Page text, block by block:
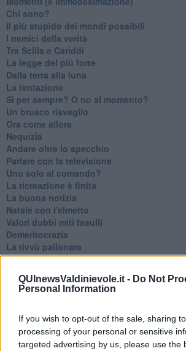
QUInewsValdinievole.it - Do Not
Personal Information
If you wish to opt-out of the sale, sharing
processing of your personal or sensitive
targeted advertising by us, please use the
Chi sono?
Il più stupido dei mondi possibili
I nemici della verità
Tra Scilla e Cariddi
La legge del più forte
Dalla terra alla luna
La tentazione
​Sì per sempre? O no al momento?
Un brusco risveglio
Ora come allora
Nequizia
Andare oltre lo specchio
Parlare con la televisione
Uno solo al comando?
La ricreazione è finita
La buona notizia
Natale con l'elmetto
Valori dubbi miti fasulli
Demeritocrazia
La tivvù pallonara
Halloween
Facile profezia
Il terzo compito
Fu vera gloria?
La guerricciola delle due rose
La truffa all'anziano